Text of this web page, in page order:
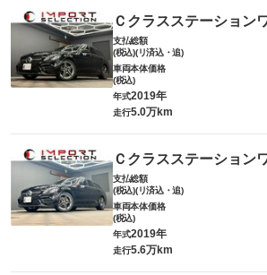
Ｃクラスステーション
支払総額
(税込)(リ済込・追)
車両本体価格
(税込)
年式2019年
走行5.0万km
Ｃクラスステーション
支払総額
(税込)(リ済込・追)
車両本体価格
(税込)
年式2019年
走行5.6万km